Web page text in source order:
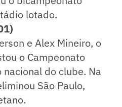
lotado.
e Alex Mineiro, o
o Campeonato
do clube. Na
São Paulo,